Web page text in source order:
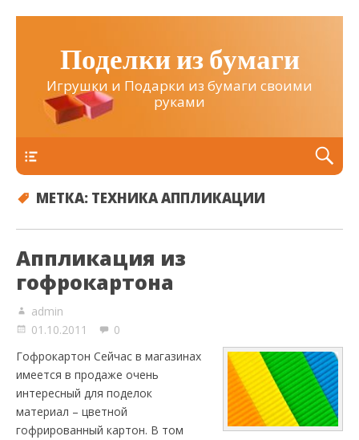
Поделки из бумаги
Игрушки и Подарки из бумаги своими
руками
МЕТКА: ТЕХНИКА АППЛИКАЦИИ
Аппликация из
гофрокартона
admin
01.10.2011
0
Гофрокартон Сейчас в магазинах
имеется в продаже очень
интересный для поделок
материал – цветной
гофрированный картон. В том